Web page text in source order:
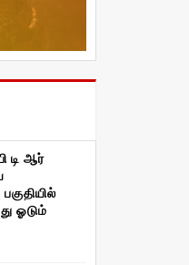
டி ஆர்
பகுதியில்
ஓடும்